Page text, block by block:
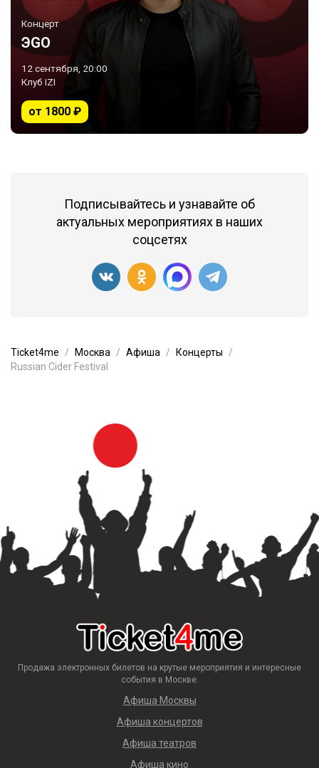
Концерт
ЭGO
12 сентября, 20:00
Клуб IZI
от 1800 ₽
Подписывайтесь и узнавайте об
актуальных мероприятиях в наших
соцсетях
Ticket4me Москва Афиша
Концерты
Russian Cider Festival
Продажа электронных билетов на крутые мероприятия и интересные
события в Москве.
Афиша Москвы
Афиша концертов
Афиша театров
Афиша кино